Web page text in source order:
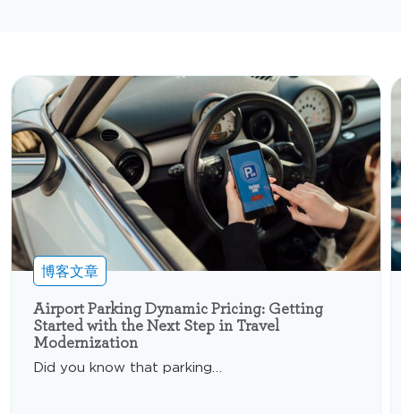
博客文章
Airport Parking Dynamic Pricing: Getting
Started with the Next Step in Travel
Modernization
Did you know that parking…